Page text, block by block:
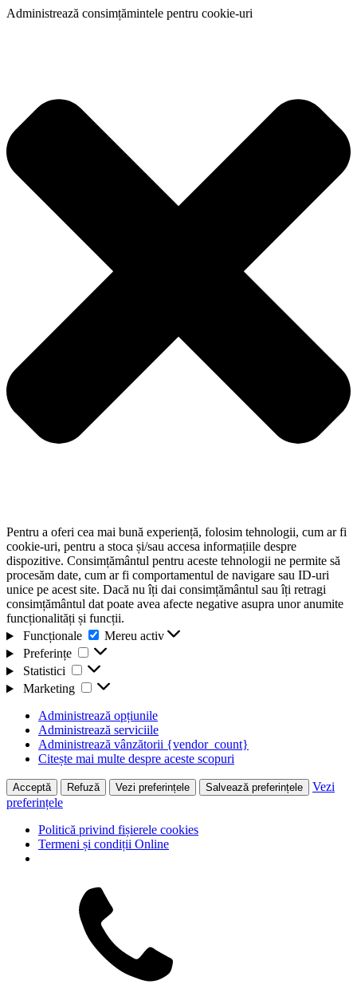
Administrează consimțămintele pentru cookie-uri
Pentru a oferi cea mai bună experiență, folosim tehnologii, cum ar fi
cookie-uri, pentru a stoca și/sau accesa informațiile despre
dispozitive. Consimțământul pentru aceste tehnologii ne permite să
procesăm date, cum ar fi comportamentul de navigare sau ID-uri
unice pe acest site. Dacă nu îți dai consimțământul sau îți retragi
consimțământul dat poate avea afecte negative asupra unor anumite
funcționalități și funcții.
Funcționale
Funcționale
Mereu activ
Preferințe
Preferințe
Statistici
Statistici
Marketing
Marketing
Administrează opțiunile
Administrează serviciile
Administrează vânzătorii {vendor_count}
Citește mai multe despre aceste scopuri
Acceptă Refuză Vezi preferințele Salvează preferințele
Vezi
preferințele
Politică privind fișierele cookies
Termeni și condiții Online